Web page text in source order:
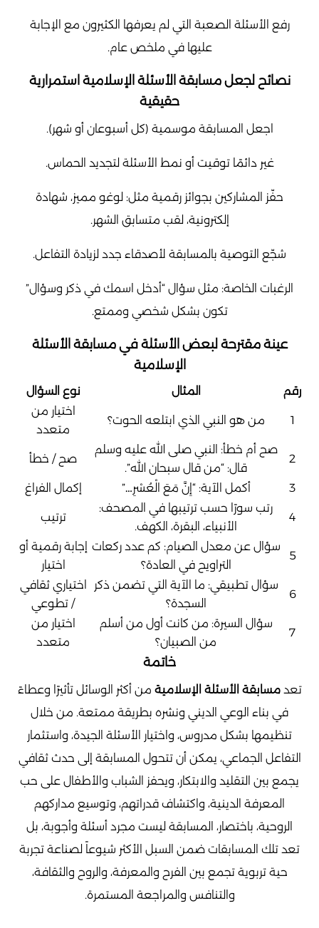
رفع الأسئلة الصعبة التي لم يعرفها الكثيرون مع الإجابة
عليها في ملخص عام.
نصائح لجعل مسابقة الأسئلة الإسلامية استمرارية
حقيقية
اجعل المسابقة موسمية (كل أسبوعان أو شهر).
غير دائمًا توقيت أو نمط الأسئلة لتجديد الحماس.
حفّز المشاركين بجوائز رقمية مثل: لوغو مميز، شهادة
إلكترونية، لقب متسابق الشهر.
شجّع التوصية بالمسابقة لأصدقاء جدد لزيادة التفاعل.
الرغبات الخاصة: مثل سؤال “أدخل اسمك في ذكر وسؤال”
تكون بشكل شخصي وممتع.
عينة مقترحة لبعض الأسئلة في مسابقة الأسئلة
الإسلامية
رقم المثال نوع السؤال
1 من هو النبي الذي ابتلعه الحوت؟
اختيار من
متعدد
2
صح أم خطأ: النبي صلى الله عليه وسلم
قال: “من قال سبحان الله”.
صح / خطأ
3 أكمل الآية: “إِنَّ مَعَ الْعُسْرِ…” إكمال الفراغ
4
رتب سورًا حسب ترتيبها في المصحف:
الأنبياء، البقرة، الكهف.
ترتيب
5
سؤال عن معدل الصيام: كم عدد ركعات
التراويح في العادة؟
إجابة رقمية أو
اختيار
6
سؤال تطبيقي: ما الآية التي تضمن ذكر
السجدة؟
اختياري ثقافي
/ تطوعي
7
سؤال السيرة: من كانت أول من أسلم
من الصبيان؟
اختيار من
متعدد
خاتمة
تعدمسابقة الأسئلة الإسلامية من أكثر الوسائل تأثيرًا وعطاءً
في بناء الوعي الديني ونشره بطريقة ممتعة. من خلال
تنظيمها بشكل مدروس، واختيار الأسئلة الجيدة، واستثمار
التفاعل الجماعي، يمكن أن تتحول المسابقة إلى حدث ثقافي
يجمع بين التقليد والابتكار، ويحفز الشباب والأطفال على حب
المعرفة الدينية، واكتشاف قدراتهم، وتوسيع مداركهم
الروحية، باختصار، المسابقة ليست مجرد أسئلة وأجوبة، بل
تعد تلك المسابقات ضمن السبل الأكثر شيوعاً لصناعة تجربة
حية تربوية تجمع بين الفرح والمعرفة، والروح والثقافة،
والتنافس والمراجعة المستمرة.